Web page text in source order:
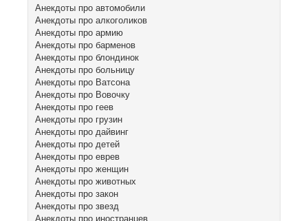
Анекдоты про автомобили
Анекдоты про алкоголиков
Анекдоты про армию
Анекдоты про барменов
Анекдоты про блондинок
Анекдоты про больницу
Анекдоты про Ватсона
Анекдоты про Вовочку
Анекдоты про геев
Анекдоты про грузин
Анекдоты про дайвинг
Анекдоты про детей
Анекдоты про еврев
Анекдоты про женщин
Анекдоты про животных
Анекдоты про закон
Анекдоты про звезд
Анекдоты про иностранцев